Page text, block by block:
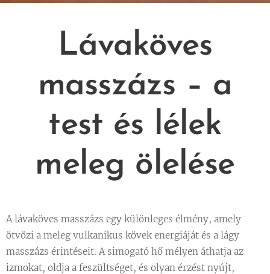
Lávaköves
masszázs – a
test és lélek
meleg ölelése
A lávaköves masszázs egy különleges élmény, amely
ötvözi a meleg vulkanikus kövek energiáját és a lágy
masszázs érintéseit. A simogató hő mélyen áthatja az
izmokat, oldja a feszültséget, és olyan érzést nyújt,